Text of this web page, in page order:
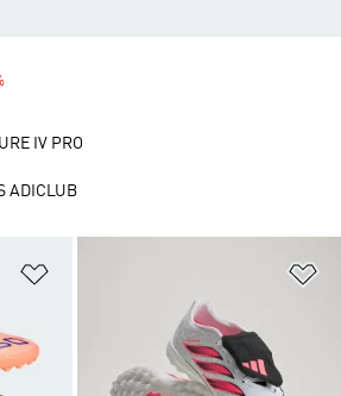
Adicionar à Lista de Desejos
IV PRO
ADICLUB